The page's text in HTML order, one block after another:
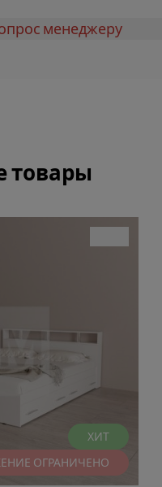
менеджеру
товары
ХИТ
ОГРАНИЧЕНО